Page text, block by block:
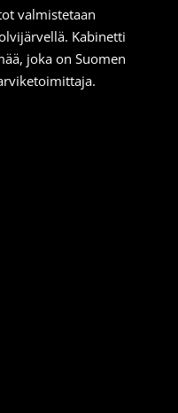
valmistetaan
Kabinetti
joka on Suomen